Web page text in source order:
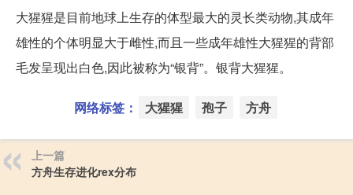
大猩猩是目前地球上生存的体型最大的灵长类动物,其成年
雄性的个体明显大于雌性,而且一些成年雄性大猩猩的背部
毛发呈现出白色,因此被称为“银背”。银背大猩猩。
网络标签： 大猩猩 孢子 方舟
上一篇
方舟生存进化rex分布